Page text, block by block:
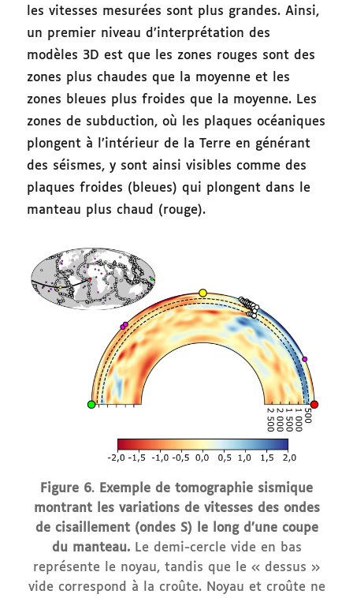
les vitesses mesurées sont plus grandes. Ainsi,
un premier niveau d’interprétation des
modèles 3D est que les zones rouges sont des
zones plus chaudes que la moyenne et les
zones bleues plus froides que la moyenne. Les
zones de subduction, où les plaques océaniques
plongent à l’intérieur de la Terre en générant
des séismes, y sont ainsi visibles comme des
plaques froides (bleues) qui plongent dans le
manteau plus chaud (rouge).
Figure 6. Exemple de tomographie sismique
montrant les variations de vitesses des ondes
de cisaillement (ondes S) le long d’une coupe
du manteau.Le demi-cercle vide en bas
représente le noyau, tandis que le « dessus »
vide correspond à la croûte. Noyau et croûte ne